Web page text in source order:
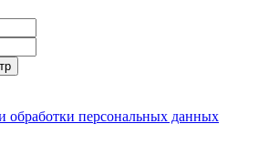
обработки персональных данных